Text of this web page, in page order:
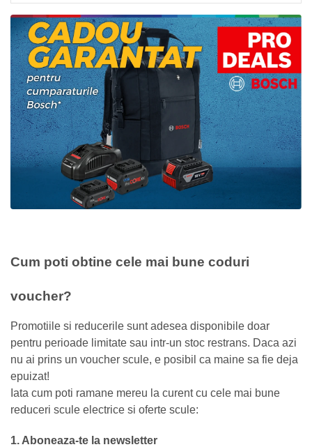
Cum poti obtine cele mai bune coduri
voucher?
Promotiile si reducerile sunt adesea disponibile doar
pentru perioade limitate sau intr-un stoc restrans. Daca azi
nu ai prins un voucher scule, e posibil ca maine sa fie deja
epuizat!
Iata cum poti ramane mereu la curent cu cele mai bune
reduceri scule electrice si oferte scule:
1. Aboneaza-te la newsletter